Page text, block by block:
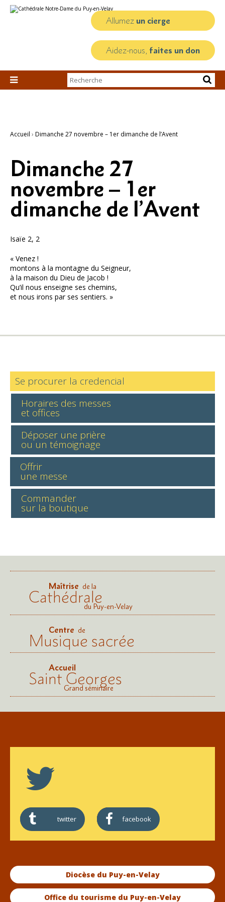
au
personnels
Allumez un cierge
Aidez-nous, faites un don

Chercher par
Recherche
Accueil › Dimanche 27 novembre – 1er dimanche de l’Avent
Dimanche 27
novembre – 1er
dimanche de l’Avent
Isaïe 2, 2
« Venez !
montons à la montagne du Seigneur,
à la maison du Dieu de Jacob !
Qu’il nous enseigne ses chemins,
et nous irons par ses sentiers. »
Se procurer la credencial
Horaires des messes
et offices
Déposer une prière
ou un témoignage
Offrir
une messe
Commander
sur la boutique
Maîtrise de la
Cathédraledu Puy-en-Velay
Centre de
Musique sacrée
Accueil
Saint Georges
Grand séminaire
twitter facebook
Diocèse du Puy-en-Velay
Office du tourisme du Puy-en-Velay